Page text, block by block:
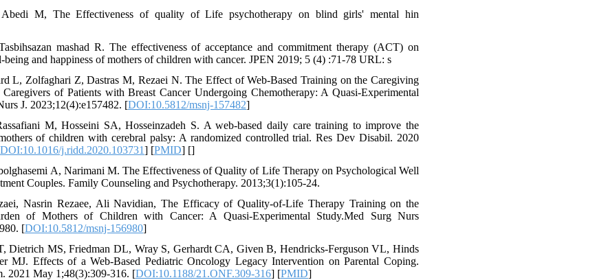
M, The Effectiveness of quality of Life psychotherapy on blind girls' mental hin
mashad R. The effectiveness of acceptance and commitment therapy (ACT) on
and happiness of mothers of children with cancer. JPEN 2019; 5 (4) :71-78 URL: s
L, Zolfaghari Z, Dastras M, Rezaei N. The Effect of Web-Based Training on the Caregiving
of Patients with Breast Cancer Undergoing Chemotherapy: A Quasi-Experimental
J. 2023;12(4):e157482. [DOI:10.5812/msnj-157482]
M, Hosseini SA, Hosseinzadeh S. A web-based daily care training to improve the
of children with cerebral palsy: A randomized controlled trial. Res Dev Disabil. 2020
DOI:10.1016/j.ridd.2020.103731] [PMID] []
A, Narimani M. The Effectiveness of Quality of Life Therapy on Psychological Well
Couples. Family Counseling and Psychotherapy. 2013;3(1):105-24.
Nasrin Rezaee, Ali Navidian, The Efficacy of Quality-of-Life Therapy Training on the
of Mothers of Children with Cancer: A Quasi-Experimental Study.Med Surg Nurs
[DOI:10.5812/msnj-156980]
Dietrich MS, Friedman DL, Wray S, Gerhardt CA, Given B, Hendricks-Ferguson VL, Hinds
MJ. Effects of a Web-Based Pediatric Oncology Legacy Intervention on Parental Coping.
2021 May 1;48(3):309-316. [DOI:10.1188/21.ONF.309-316] [PMID]